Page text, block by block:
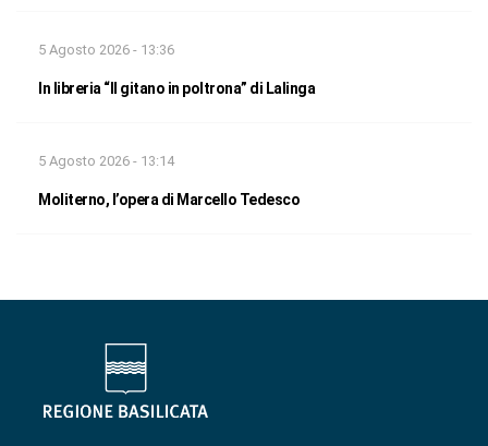
5 Agosto 2026 - 13:36
In libreria “Il gitano in poltrona” di Lalinga
5 Agosto 2026 - 13:14
Moliterno, l’opera di Marcello Tedesco